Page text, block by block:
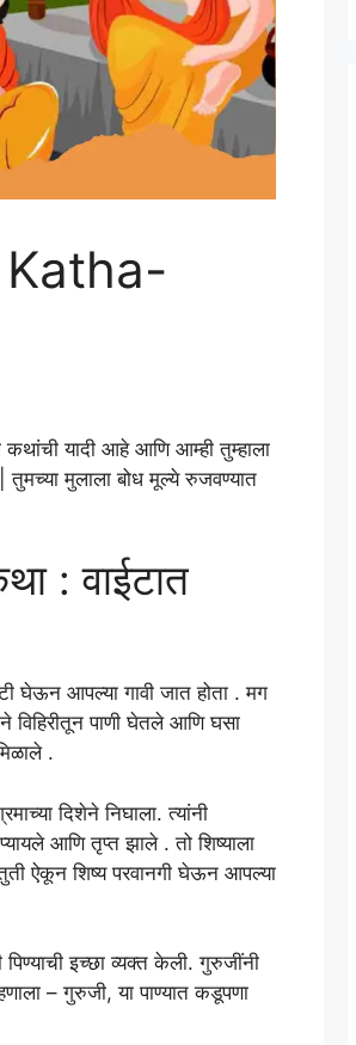
Katha-
कथांची यादी आहे आणि आम्ही तुम्हाला
तुमच्या मुलाला बोध मूल्ये रुजवण्यात
: वाईटात
आपल्या गावी जात होता . मग
विहिरीतून पाणी घेतले आणि घसा
.
दिशेने निघाला. त्यांनी
आणि तृप्त झाले . तो शिष्याला
ऐकून शिष्य परवानगी घेऊन आपल्या
इच्छा व्यक्त केली. गुरुजींनी
– गुरुजी, या पाण्यात कडूपणा